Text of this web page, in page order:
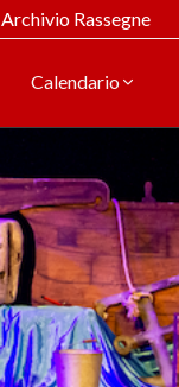
Archivio Rassegne
Calendario